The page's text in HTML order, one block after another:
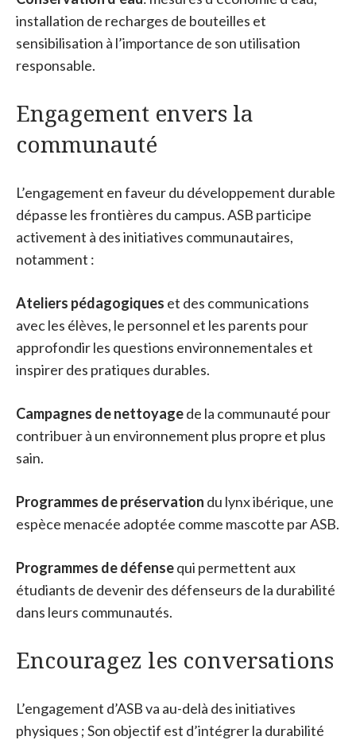
installation de recharges de bouteilles et
sensibilisation à l’importance de son utilisation
responsable.
Engagement envers la
communauté
L’engagement en faveur du développement durable
dépasse les frontières du campus. ASB participe
activement à des initiatives communautaires,
notamment :
Ateliers pédagogiques et des communications
avec les élèves, le personnel et les parents pour
approfondir les questions environnementales et
inspirer des pratiques durables.
Campagnes de nettoyagede la communauté pour
contribuer à un environnement plus propre et plus
sain.
Programmes de préservation du lynx ibérique, une
espèce menacée adoptée comme mascotte par ASB.
Programmes de défensequi permettent aux
étudiants de devenir des défenseurs de la durabilité
dans leurs communautés.
Encouragez les conversations
L’engagement d’ASB va au-delà des initiatives
physiques ; Son objectif est d’intégrer la durabilité